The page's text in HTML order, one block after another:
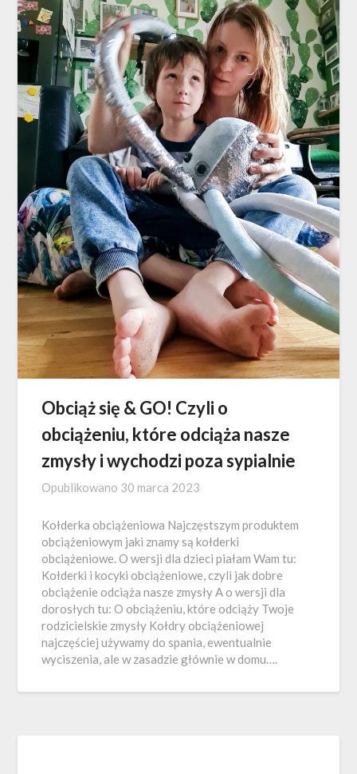
Obciąż się & GO! Czyli o
obciążeniu, które odciąża nasze
zmysły i wychodzi poza sypialnie
Opublikowano 30 marca 2023
Kołderka obciążeniowa Najczęstszym produktem
obciążeniowym jaki znamy są kołderki
obciążeniowe. O wersji dla dzieci piałam Wam tu:
Kołderki i kocyki obciążeniowe, czyli jak dobre
obciążenie odciąża nasze zmysły A o wersji dla
dorosłych tu: O obciążeniu, które odciąży Twoje
rodzicielskie zmysły Kołdry obciążeniowej
najczęściej używamy do spania, ewentualnie
wyciszenia, ale w zasadzie głównie w domu….